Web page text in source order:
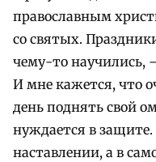
православным
со святых.
чему-то научились,
И мне кажется, что
день поднять свой
нуждается в защите.
наставлении, а в